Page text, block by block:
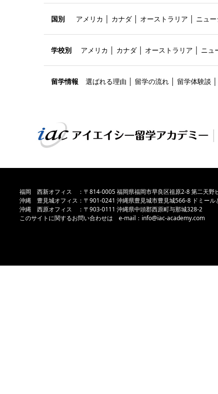
国別 アメリカ カナダ オーストラリア ニュ
学校別 アメリカ カナダ オーストラリア ニュ
留学情報 選ばれる理由 留学の流れ 留学体験談
福岡 西新オフィス ：〒814-0005 福岡県福岡市早良区祖原2-8 第二天野
沖縄 豊見城オフィス：〒901-0241 沖縄県豊見城市豊見城566-8 ドミール
沖縄 西原オフィス ：〒903-0111 沖縄県中頭郡西原町与那城328-2
このサイトに関するお問い合わせは e-mail：info@iac-academy.com